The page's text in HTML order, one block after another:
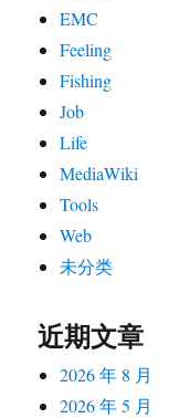
EMC
Feeling
Fishing
Job
Life
MediaWiki
Tools
Web
未分类
近期文章
2026 年 8 月
2026 年 5 月